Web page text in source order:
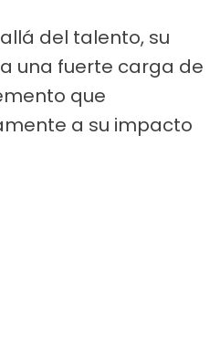
del talento, su
una fuerte carga de
que
a su impacto